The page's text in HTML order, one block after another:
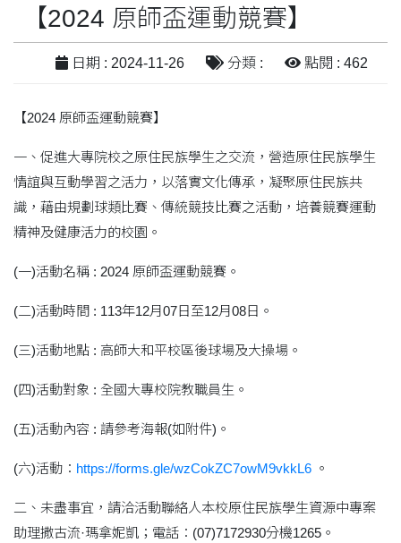
【2024 原師盃運動競賽】
日期 : 2024-11-26 分類 : 點閱 : 462
【2024 原師盃運動競賽】
一、促進大專院校之原住民族學生之交流，營造原住民族學生
情誼與互動學習之活力，以落實文化傳承，凝聚原住民族共
識，藉由規劃球類比賽、傳統競技比賽之活動，培養競賽運動
精神及健康活力的校園。
(一)活動名稱 : 2024 原師盃運動競賽。
(二)活動時間 : 113年12月07日至12月08日。
(三)活動地點 : 高師大和平校區後球場及大操場。
(四)活動對象 : 全國大專校院教職員生。
(五)活動內容 : 請參考海報(如附件)。
(六)活動： https://forms.gle/wzCokZC7owM9vkkL6 。
二、未盡事宜，請洽活動聯絡人本校原住民族學生資源中專案
助理撒古流·瑪拿妮凱；電話：(07)7172930分機1265。